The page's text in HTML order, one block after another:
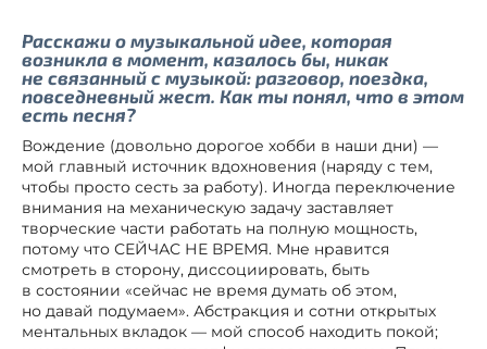
Расскажи о музыкальной идее, которая
возникла в момент, казалось бы, никак
не связанный с музыкой: разговор, поездка,
повседневный жест. Как ты понял, что в этом
есть песня?
Вождение (довольно дорогое хобби в наши дни) —
мой главный источник вдохновения (наряду с тем,
чтобы просто сесть за работу). Иногда переключение
внимания на механическую задачу заставляет
творческие части работать на полную мощность,
потому что СЕЙЧАС НЕ ВРЕМЯ. Мне нравится
смотреть в сторону, диссоциировать, быть
в состоянии «сейчас не время думать об этом,
но давай подумаем». Абстракция и сотни открытых
ментальных вкладок — мой способ находить покой;